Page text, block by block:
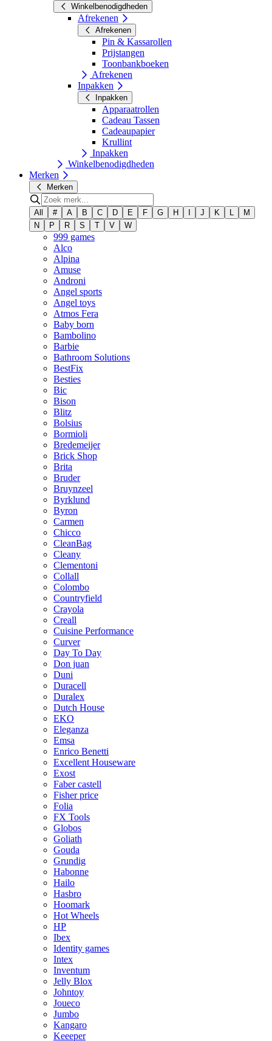
Winkelbenodigdheden
Afrekenen
Afrekenen
Pin & Kassarollen
Prijstangen
Toonbankboeken
Afrekenen
Inpakken
Inpakken
Apparaatrollen
Cadeau Tassen
Cadeaupapier
Krullint
Inpakken
Winkelbenodigdheden
Merken
Merken
All # A B C D E F G H J K L
M
N
P R S T V W
999 games
Alco
Alpina
Amuse
Androni
Angel sports
Angel toys
Atmos Fera
Baby born
Bambolino
Barbie
Bathroom Solutions
BestFix
Besties
Bic
Bison
Blitz
Bolsius
Bormioli
Bredemeijer
Brick Shop
Brita
Bruder
Bruynzeel
Byrklund
Byron
Carmen
Chicco
CleanBag
Cleany
Clementoni
Collall
Colombo
Countryfield
Crayola
Creall
Cuisine Performance
Curver
Day To Day
Don juan
Duni
Duracell
Duralex
Dutch House
EKO
Eleganza
Emsa
Enrico Benetti
Excellent Houseware
Exost
Faber castell
Fisher price
Folia
FX Tools
Globos
Goliath
Gouda
Grundig
Habonne
Hailo
Hasbro
Hoomark
Hot Wheels
HP
Ibex
Identity games
Intex
Inventum
Jelly Blox
Johntoy
Joueco
Jumbo
Kangaro
Keeeper